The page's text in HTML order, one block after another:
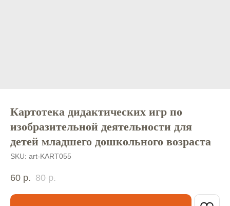
Картотека дидактических игр по
изобразительной деятельности для
детей младшего дошкольного возраста
SKU: art-KART055
60 р. 80 р.